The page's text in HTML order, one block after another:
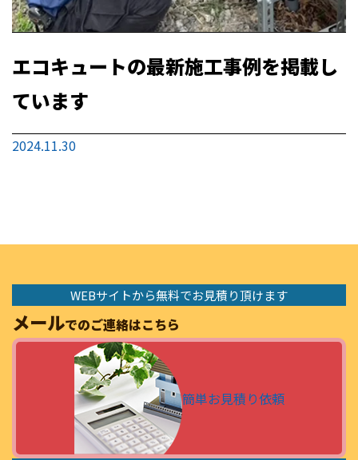
エコキュートの最新施工事例を掲載し
ています
2024.11.30
WEBサイトから無料でお見積り頂けます
メールでのご連絡はこちら
簡単お見積り依頼